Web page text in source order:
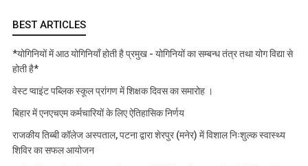
BEST ARTICLES
*योगिनियों में आठ योगिनियाँ होती है प्रमुख - योगिनियों का सम्बन्ध तंत्र तथा योग विद्या से
होती है*
वेस्ट प्वाइंट पब्लिक स्कूल प्रांगण में शिक्षक दिवस का समारोह ।
बिहार में एनएचएम कर्मचारियों के लिए ऐतिहासिक निर्णय
राजकीय तिब्बी कॉलेज अस्पताल, पटना द्वारा शेरपुर (मनेर) में विशाल निःशुल्क स्वास्थ्य
शिविर का सफल आयोजन